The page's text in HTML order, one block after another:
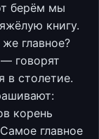
берём мы
книгу.
главное?
говорят
в столетие.
корень
главное